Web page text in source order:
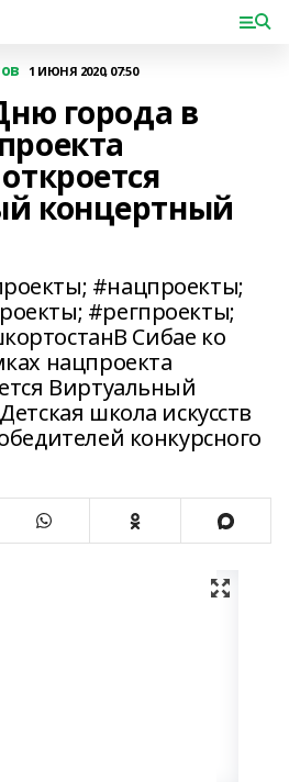
1 ИЮНЯ 2020, 07:50
города в
концертный
#нацпроекты;
#регпроекты;
Сибае ко
нацпроекта
Виртуальный
школа искусств
конкурсного